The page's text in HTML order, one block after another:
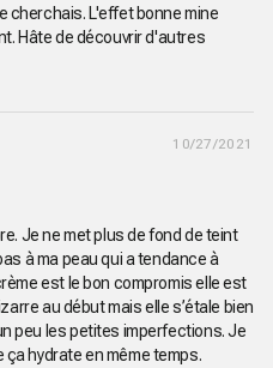
cherchais. L'effet bonne mine
Hâte de découvrir d'autres
10/27/2021
Je ne met plus de fond de teint
à ma peau qui a tendance à
est le bon compromis elle est
au début mais elle s’étale bien
peu les petites imperfections. Je
hydrate en même temps.